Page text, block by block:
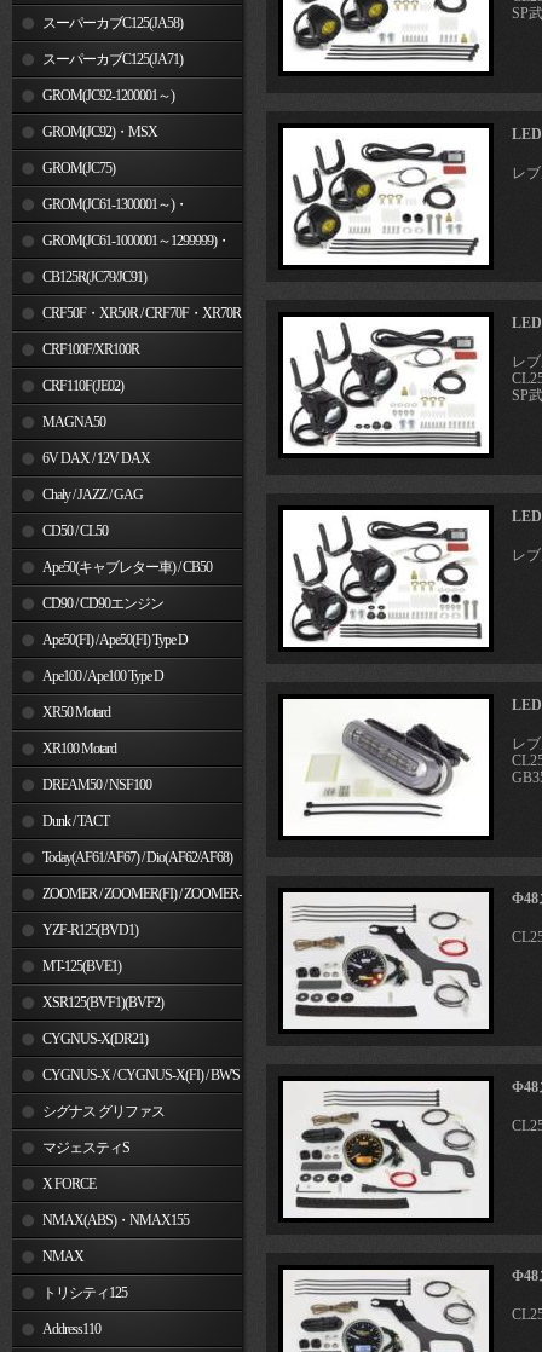
スーパーカブC125(JA58)
スーパーカブC125(JA71)
GROM(JC92-1200001～)
GROM(JC92)・MSX
GROM(MLHJC92)
GROM(JC75)
GROM(JC61-1300001～)・
MSX125SF
GROM(JC61-1000001～1299999)・
MSX125CB125R(JC79/JC91)
CRF50F・XR50R / CRF70F・XR70R
CRF100F/XR100R
CRF110F(JE02)
MAGNA50
6V DAX / 12V DAX
Chaly / JAZZ / GAG
CD50 / CL50
Ape50(キャブレター車) / CB50
CD90 / CD90エンジン
Ape50(FI) / Ape50(FI) Type D
Ape100 / Ape100 Type D
XR50 Motard
XR100 Motard
DREAM50 / NSF100
Dunk / TACT
Today(AF61/AF67) / Dio(AF62/AF68)
ZOOMER / ZOOMER(FI) / ZOOMER-
YZF-R125(BVD1)
MT-125(BVE1)
XSR125(BVF1)(BVF2)
CYGNUS-X(DR21)
CYGNUS-X / CYGNUS-X(FI) / BW'S
125 シグナス グリファス
マジェスティS
X FORCE
NMAX(ABS)・NMAX155
NMAX
トリシティ125
Address110
SP
レ
レ
SP
レ
レ
Φ48
Φ48
Φ48